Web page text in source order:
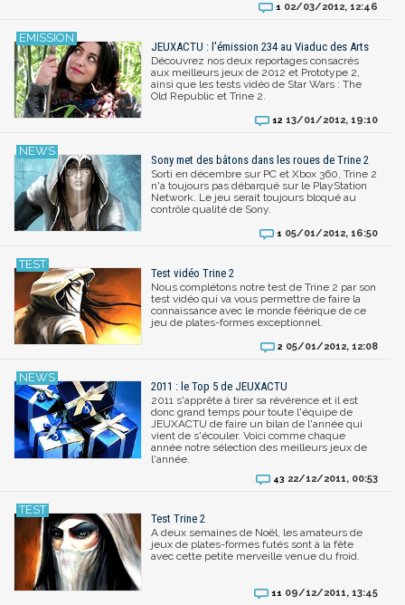
1 02/03/2012, 12:46
JEUXACTU : l'émission 234 au Viaduc des Arts
Découvrez nos deux reportages consacrés
aux meilleurs jeux de 2012 et Prototype 2,
ainsi que les tests vidéo de Star Wars : The
Old Republic et Trine 2.
12 13/01/2012, 19:10
Sony met des bâtons dans les roues de Trine 2
Sorti en décembre sur PC et Xbox 360, Trine 2
n'a toujours pas débarqué sur le PlayStation
Network. Le jeu serait toujours bloqué au
contrôle qualité de Sony.
1 05/01/2012, 16:50
Test vidéo Trine 2
Nous complétons notre test de Trine 2 par son
test vidéo qui va vous permettre de faire la
connaissance avec le monde féérique de ce
jeu de plates-formes exceptionnel.
2 05/01/2012, 12:08
2011 : le Top 5 de JEUXACTU
2011 s'apprête à tirer sa révérence et il est
donc grand temps pour toute l'équipe de
JEUXACTU de faire un bilan de l'année qui
vient de s'écouler. Voici comme chaque
année notre sélection des meilleurs jeux de
l'année.
43 22/12/2011, 00:53
Test Trine 2
A deux semaines de Noël, les amateurs de
jeux de plates-formes futés sont à la fête
avec cette petite merveille venue du froid.
11 09/12/2011, 13:45